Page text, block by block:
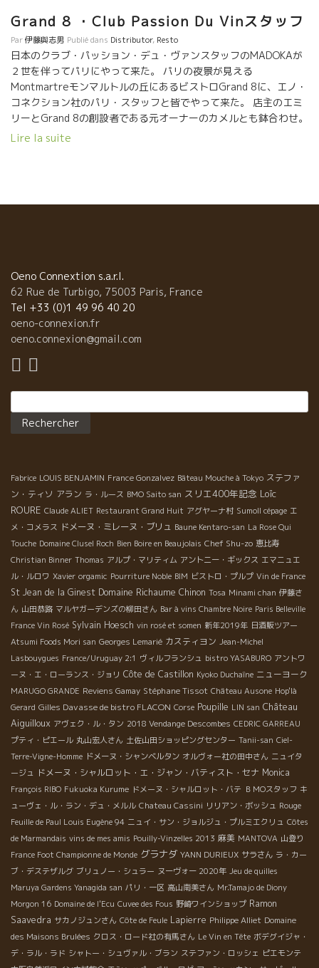
合”して秩序を造りだす道です。 まさに、ワイン造り手達が、自然
からの“恵み”も“過酷な仕打ち”もすべて受け容れながらも新たな秩
序を造りだして、見事な葡萄を育てて、トビッキリ美味しいワイ
ンを造っている生活様式そのものです。 葡萄木に邪魔にな
る“草”“昆虫・微生物”などを除草剤や殺虫剤で殺して秩序を保とう
とするのでなく、“草”や“昆虫・微生物”と融合して共に生きて葡萄
園、土壌をイキイキさせて、素晴らしい葡萄を育てている姿、生
き方そのものです。 一方、我々を一定の方向に流そうとしている
なれば、葡萄園がイキイキしてくるのと同じように、世がよりイ
キイキしてきます。 流れが変化してきます。 我々を一定の方向に
流そうとしている存在の“理”が作動しなくなってくる状態を造るこ
とです。 これも“融合”の一つです。 これは、まさに私達日本人が
昔から生活している基本哲学“和”の世界のことです。 これからの
立”ではなく、融合です。 今年も皆さんと共に歩んでいきたいと思
います。 自然と融合しながら、継続可能な実生活をして、我々に
活動に賛同して、私達のワインを広めてくれる同志の皆さんに深
く感謝すると同時に、今年もより深くお付き合いをしていただけ
れば幸いです。 また、“和”の象徴的な存在であるワインを飲んで
いただいている皆さん、今年もよろしくお願いします。 伊藤 Ps:
元日、霧の湖を走って幻想的な初日の出に出会いしました。 感
謝の念をこめて手を合わせて挨拶をしました。 美しかったで
す。
Grand 8 ・Club Passion Du Vinスタッフ
Par伊藤與志男 Publié dans Distributor, Resto
日本のクラブ・パッション・デュ・ヴァンスタッフのMADOKAが
２世を伴ってパリにやって来た。 パリの夜景が見える
Montmartreモンマルトルの丘にあるビストロGrand 8に、エノ・
コネクション社のパリ・スタッフと皆でやって来た。 店主のエミ
リーとGrand 8の創設者である元オーナーのカメルとも鉢合わせ。
普通なら誰か醸造家も必ず一人ぐらい来ているけど、流石に今は
Lire la suite
Oeno Connextion s.a.r.l.
62 Rue de Turbigo, 75003 Paris, France
Tel +33 (0)1 49 96 40 20
oeno-connexion.fr
oeno.connexion@gmail.com
Fabrice LOUIS BENJAMIN France Gonzalvez Bâteau Mouche à Tokyo ステファ
ン・ティソ アラン ラ・ルース BMO Saito san スリエ400年記念 Loïc
ROURE Claude ALIET Restaurant Grand Huit アグヤーナ村 Sumoll cépage エ
メ・コメラス ドメーヌ・ミレーヌ・ブリュ Baune Kentaro-san La Rose Qui
Touche Domaine Clusel Roch Bien Boire en Beaujolais Chef Shu-zo 恵比寿
Christian Binner Thomas アルプ・マリティム アントニー・ギックス エマニュエ
ル・ルロワ Xavier orgamic Pourriture Noble BIM ビストロ・プルプ Vin de France
St Jean de la Ginest Domaine Richaume Chinon Tosa Minami chan 伊藤さ
ん 山田恭路 マルヤガーデンズの柳田さん Bar à vins Chambre Noire Paris Belleville
France Vin Rosé Sylvain Hoesch vin rosé et somen 新年2019年 日酒販ツアー
Atsumi Foods Mori san Georges Lemarié カスティヨン Jean-Michel
Lasbouygues France/Uruguay 2:1 ヴィルフランシュ bistro YASABURO アントワ
ーヌ・エ・ローランス・ジョリ Côte de Castillon Kyoko Duchaîne ニューヨーク
MARUGO GRANDE Reviens Gamay Stéphane Tissot Château Ausone Hop'là
Gerard Gilles Davasse de bistro FLACON Corse Poupille LIN san Château
Aiguilloux アヴェク・ル・タン 2018 Vendange Descombes CEDRIC GARREAU
プティ・ピエール 丸山宏人さん 土佐山田ショッピングセンター Tanii-san Ciel-
Terre-Vigne-Homme ドメーヌ・シャンベルタン オルヴォー社の田中さん ニュイタ
ージュ ドメーヌ・シャルロット・エ・ジャン・バティスト・セナ Monica
François RIBO Fukuoka Kurume ドメーヌ・シャルロット・バテ ＢＭОスタッフ キ
ューヴェ・ル・ラン・デュ・メルル Chateau Cassini リリアン・ボッシュ Rouge
Feuille de Paul Louis Eugène 94 ニュイ・サン・ジョルジュ・プルミエクリュ Côtes
de Marmandais vins de mes amis Pouilly-Vinzelles 2013 麻美 MANTOVA 山登り
France Foot Championne de Monde グラナダ YANN DURIEUX サラさん ラ・カー
ブ・デステザルグ ブリュノー・シュラー ヌーヴォー 2020年 Jeu de quilles
Maruya Gardens Yanagida san パリ・一区 高山南美さん Mr.Tamajo de Diony
Morgon 16 Domaine de l'Ecu Cuvee des Fous 野崎ワインショップ Ramon
Saavedra サカノジュンさん Côte de Feule Lapierre Philippe Alliet Domaine
des Maisons Brulées クロス・ロード社の有馬さん Le Vin en Tête ボデグイジャ・
デ・ラル・ラド シャトー・シュヴァル・ブラン ステファン・ロッシェ ピエモンテ